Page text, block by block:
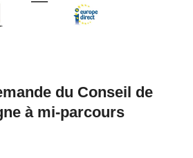
du Conseil de
à mi-parcours